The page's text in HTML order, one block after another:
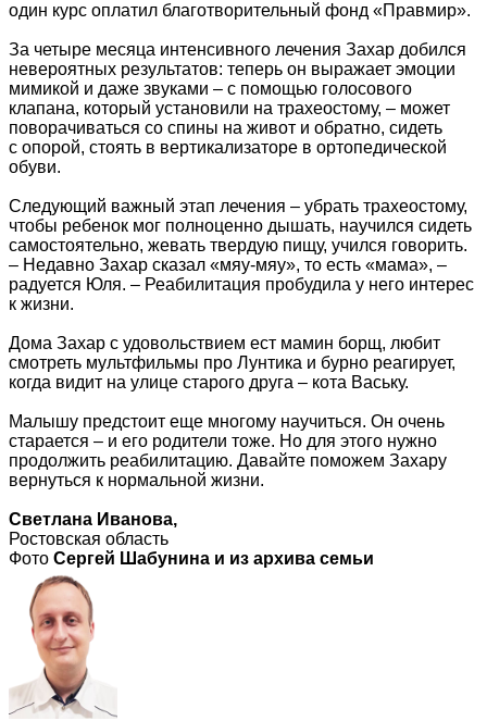
один курс оплатил благотворительный фонд «Правмир».
За четыре месяца интенсивного лечения Захар добился
невероятных результатов: теперь он выражает эмоции
мимикой и даже звуками – с помощью голосового
клапана, который установили на трахеостому, – может
поворачиваться со спины на живот и обратно, сидеть
с опорой, стоять в вертикализаторе в ортопедической
обуви.
Следующий важный этап лечения – убрать трахеостому,
чтобы ребенок мог полноценно дышать, научился сидеть
самостоятельно, жевать твердую пищу, учился говорить.
– Недавно Захар сказал «мяу-мяу», то есть «мама», –
радуется Юля. – Реабилитация пробудила у него интерес
к жизни.
Дома Захар с удовольствием ест мамин борщ, любит
смотреть мультфильмы про Лунтика и бурно реагирует,
когда видит на улице старого друга – кота Ваську.
Малышу предстоит еще многому научиться. Он очень
старается – и его родители тоже. Но для этого нужно
продолжить реабилитацию. Давайте поможем Захару
вернуться к нормальной жизни.
Светлана Иванова,
Ростовская область
Фото Сергей Шабунина и из архива семьи